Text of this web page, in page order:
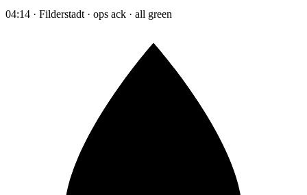
04:14 · Filderstadt · ops ack · all green